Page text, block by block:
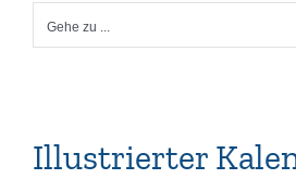
Gehe zu ...
Illustrierter